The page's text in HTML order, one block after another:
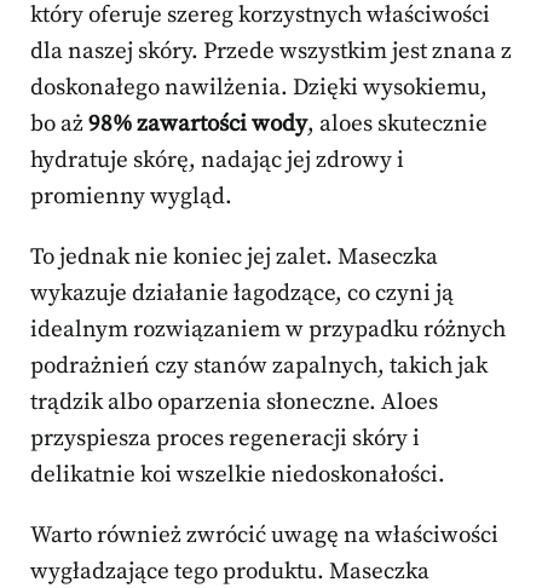
który oferuje szereg korzystnych właściwości
dla naszej skóry. Przede wszystkim jest znana z
doskonałego nawilżenia. Dzięki wysokiemu,
bo aż98% zawartości wody, aloes skutecznie
hydratuje skórę, nadając jej zdrowy i
promienny wygląd.
To jednak nie koniec jej zalet. Maseczka
wykazuje działanie łagodzące, co czyni ją
idealnym rozwiązaniem w przypadku różnych
podrażnień czy stanów zapalnych, takich jak
trądzik albo oparzenia słoneczne. Aloes
przyspiesza proces regeneracji skóry i
delikatnie koi wszelkie niedoskonałości.
Warto również zwrócić uwagę na właściwości
wygładzające tego produktu. Maseczka